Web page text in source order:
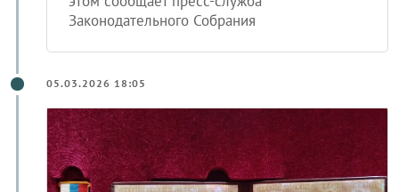
Законодательного Собрания
05.03.2026 18:05